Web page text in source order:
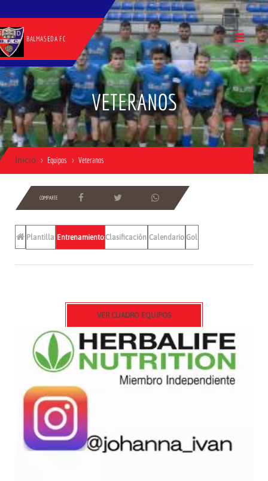
BALMASEDA FC
VETERANOS
Inicio Equipos Veteranos
COMPARTE
Plantilla EntrenamientosClasificación Calendario Gol
VER CUADRO EQUIPOS